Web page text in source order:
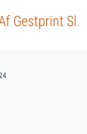
Gestprint Sl.